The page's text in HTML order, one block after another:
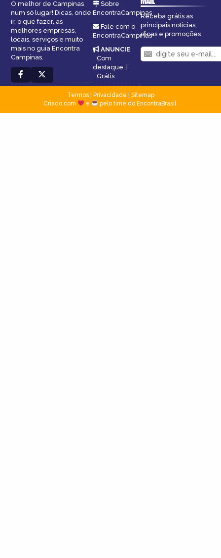
O melhor de Campinas
num só lugar! Dicas, onde
ir, o que fazer, as
melhores empresas,
locais, serviços e muito
mais no guia Encontra
Campinas.
Sobre
EncontraCampinas
Fale com o
EncontraCampinas
ANUNCIE:
Com
destaque |
Grátis
Receba grátis as
principais notícias,
dicas e promoções
Termos| Privacidade
Sitemap
Criado com
e pelo time do EncontraBrasil